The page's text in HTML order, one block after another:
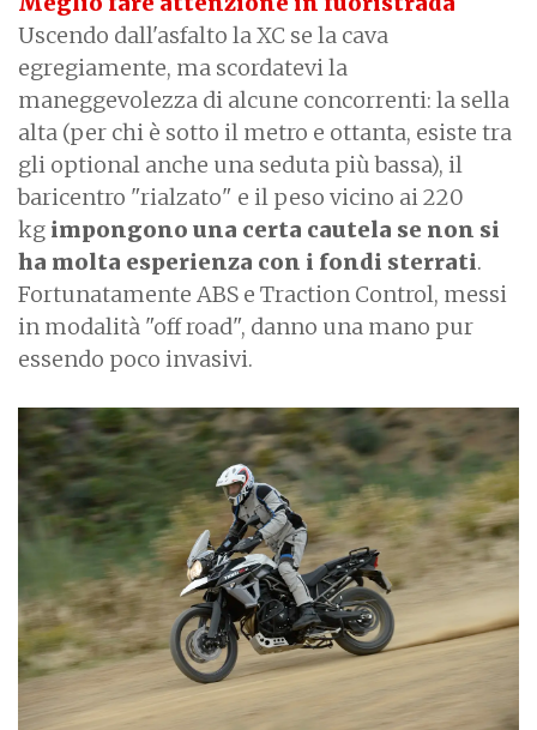
Uscendo dall'asfalto la XC se la cava
egregiamente, ma scordatevi la
maneggevolezza di alcune concorrenti: la sella
alta (per chi è sotto il metro e ottanta, esiste tra
gli optional anche una seduta più bassa), il
baricentro "rialzato" e il peso vicino ai 220
kg impongono una certa cautela se non si
ha molta esperienza con i fondi sterrati.
Fortunatamente ABS e Traction Control, messi
in modalità "off road", danno una mano pur
essendo poco invasivi.